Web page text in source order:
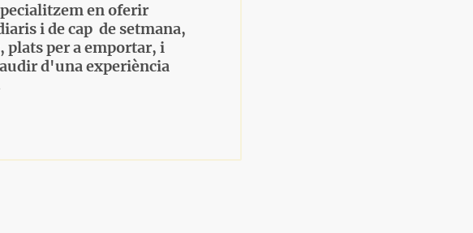
en oferir
i de cap de setmana,
plats per a emportar, i
d'una experiència